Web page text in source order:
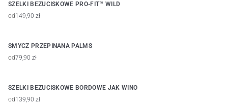
SZELKI BEZUCISKOWE PRO-FIT™ WILD
od149,90 zł
SMYCZ PRZEPINANA PALMS
od79,90 zł
SZELKI BEZUCISKOWE BORDOWE JAK WINO
od139,90 zł